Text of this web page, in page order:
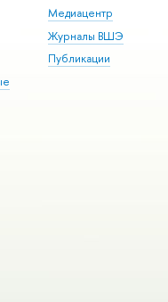
Медиацентр
Журналы ВШЭ
Публикации